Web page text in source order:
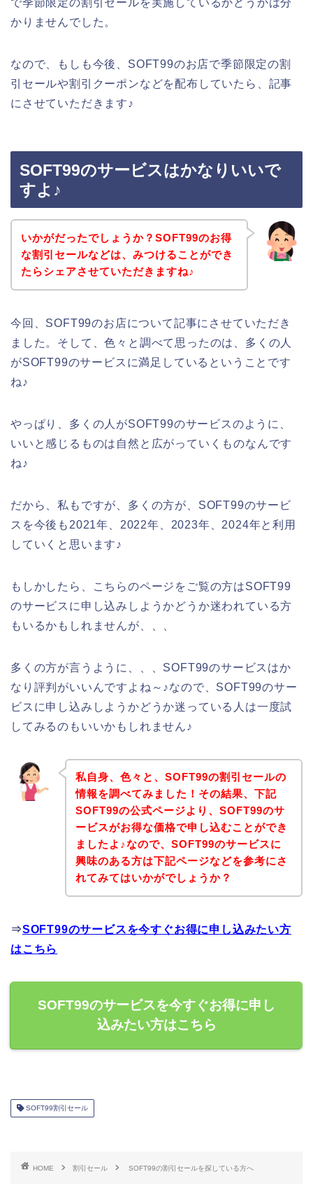
かりませんでした。
なので、もしも今後、SOFT99のお店で季節限定の割
引セールや割引クーポンなどを配布していたら、記事
にさせていただきます♪
SOFT99のサービスはかなりいいで
すよ♪
いかがだったでしょうか？SOFT99のお得
な割引セールなどは、みつけることができ
たらシェアさせていただきますね♪
今回、SOFT99のお店について記事にさせていただき
ました。そして、色々と調べて思ったのは、多くの人
がSOFT99のサービスに満足しているということです
ね♪
やっぱり、多くの人がSOFT99のサービスのように、
いいと感じるものは自然と広がっていくものなんです
ね♪
だから、私もですが、多くの方が、SOFT99のサービ
スを今後も2021年、2022年、2023年、2024年と利用
していくと思います♪
もしかしたら、こちらのページをご覧の方はSOFT99
のサービスに申し込みしようかどうか迷われている方
もいるかもしれませんが、、、
多くの方が言うように、、、SOFT99のサービスはか
なり評判がいいんですよね～♪なので、SOFT99のサー
ビスに申し込みしようかどうか迷っている人は一度試
してみるのもいいかもしれません♪
私自身、色々と、SOFT99の割引セールの
情報を調べてみました！その結果、下記
SOFT99の公式ページより、SOFT99のサ
ービスがお得な価格で申し込むことができ
ましたよ♪なので、SOFT99のサービスに
興味のある方は下記ページなどを参考にさ
れてみてはいかがでしょうか？
⇒SOFT99のサービスを今すぐお得に申し込みたい方
はこちら
SOFT99のサービスを今すぐお得に申し
込みたい方はこちら
SOFT99割引セール
HOME 割引セール SOFT99の割引セールを探している方へ